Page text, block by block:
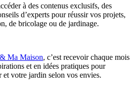
à des contenus exclusifs, des
d’experts pour réussir vos projets,
de bricolage ou de jardinage.
Ma Maison, c’est recevoir chaque mois
et en idées pratiques pour
votre jardin selon vos envies.